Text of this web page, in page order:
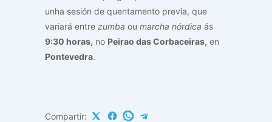
unha sesión de quentamento previa, que
variará entre zumba ou marcha nórdica ás
9:30 horas, no Peirao das Corbaceiras, en
Pontevedra.
Compartir: